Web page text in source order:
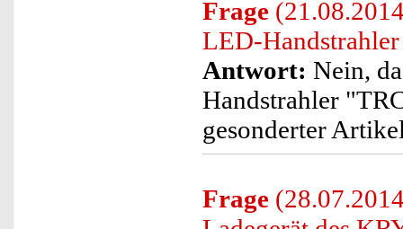
Frage
LED-
Antwort: Nein,
Handstrahler
gesonderter
Frage